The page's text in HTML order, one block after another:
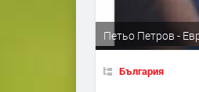
Петьо Петров -
България